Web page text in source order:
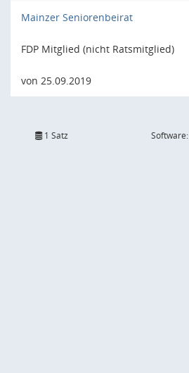
Mainzer Seniorenbeirat
FDP Mitglied (nicht Ratsmitglied)
von 25.09.2019
1 Satz Software: